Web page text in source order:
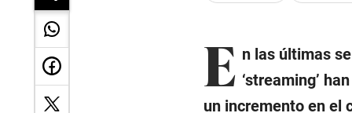
E n las últimas
‘streaming’
un incremento en el